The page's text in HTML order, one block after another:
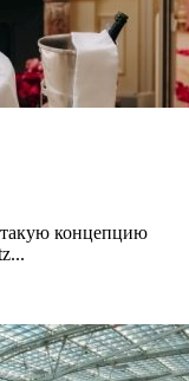
такую концепцию